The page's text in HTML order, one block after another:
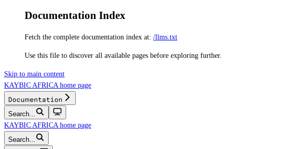
Documentation Index
Fetch the complete documentation index at: /llms.txt
Use this file to discover all available pages before exploring further.
Skip to main content
KAYBIC AFRICA home page
Documentation
Search...
KAYBIC AFRICA home page
Search...